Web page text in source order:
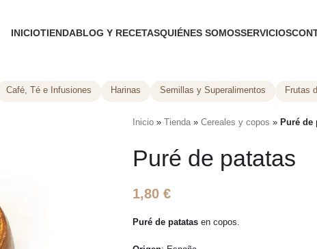
INICIOTIENDABLOG Y RECETASQUIÉNES SOMOSSERVICIOS
Café, Té e Infusiones Harinas Semillas y Superalimentos Frutas
Inicio» Tienda» Cereales y copos » Puré de
Puré de patatas
1,80 €
Puré de patatasen copos.